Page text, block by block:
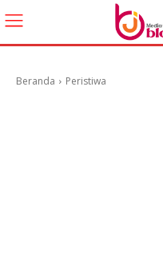
Beranda Peristiwa